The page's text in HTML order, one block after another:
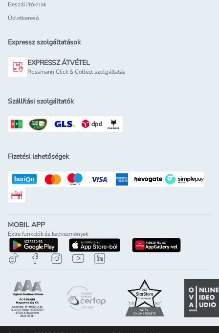
Beszállítóknak
Üzletkereső
Expressz szolgáltatások
EXPRESSZ ÁTVÉTEL
Rossmann Click & Collect szolgáltatás
Szállítási szolgáltatók
Fizetési lehetőségek
Rossmann ajándékkártya
MOBIL APP
Extra funkciók és kedvezmények
letöltés a google-play-rölletöltés az app-store-ból
letöltés